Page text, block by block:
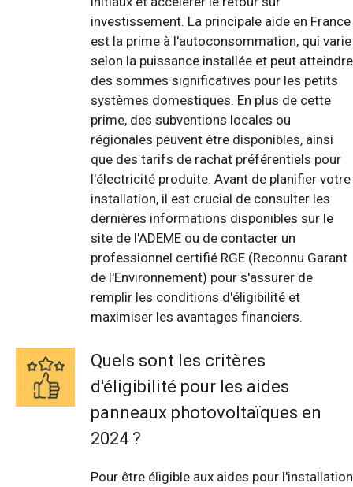
investissement. La principale aide en France
est la prime à l'autoconsommation, qui varie
selon la puissance installée et peut atteindre
des sommes significatives pour les petits
systèmes domestiques. En plus de cette
prime, des subventions locales ou
régionales peuvent être disponibles, ainsi
que des tarifs de rachat préférentiels pour
l'électricité produite. Avant de planifier votre
installation, il est crucial de consulter les
dernières informations disponibles sur le
site de l'ADEME ou de contacter un
professionnel certifié RGE (Reconnu Garant
de l'Environnement) pour s'assurer de
remplir les conditions d'éligibilité et
maximiser les avantages financiers.
Quels sont les critères
d'éligibilité pour les aides
panneaux photovoltaïques en
2024 ?
Pour être éligible aux aides pour l'installation